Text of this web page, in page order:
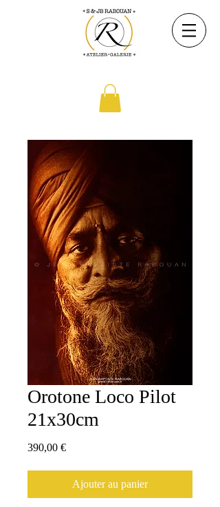
Orotone Loco Pilot
21x30cm
390,00 €Prix
Ajouter au panier